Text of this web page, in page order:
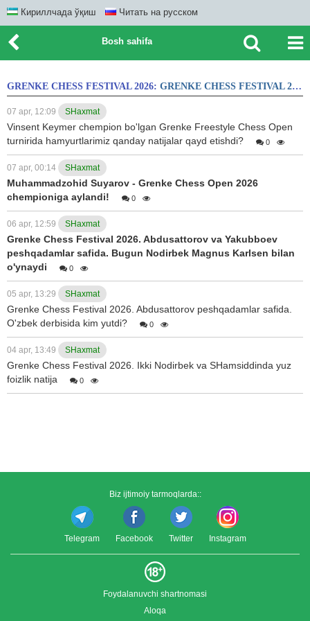
Кириллчада ўқиш Читать на русском
Bosh sahifa
GRENKE CHESS FESTIVAL 2026: GRENKE CHESS FESTIVAL 2026
07 apr, 12:09 SHaxmat
Vinsent Keymer chempion bo'lgan Grenke Freestyle Chess Open
turnirida hamyurtlarimiz qanday natijalar qayd etishdi?
0
07 apr, 00:14 SHaxmat
Muhammadzohid Suyarov - Grenke Chess Open 2026
chempioniga aylandi!
0
06 apr, 12:59 SHaxmat
Grenke Chess Festival 2026. Abdusattorov va Yakubboev
peshqadamlar safida. Bugun Nodirbek Magnus Karlsen bilan
o'ynaydi
0
05 apr, 13:29 SHaxmat
Grenke Chess Festival 2026. Abdusattorov peshqadamlar safida.
O'zbek derbisida kim yutdi?
0
04 apr, 13:49 SHaxmat
Grenke Chess Festival 2026. Ikki Nodirbek va SHamsiddinda yuz
foizlik natija
0
Biz ijtimoiy tarmoqlarda::
Telegram Facebook Twitter Instagram
Foydalanuvchi shartnomasi
Aloqa